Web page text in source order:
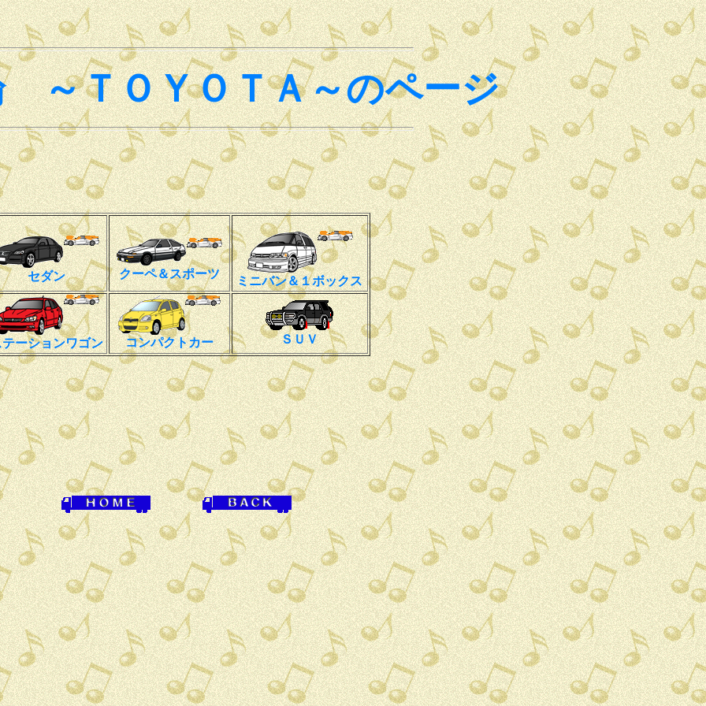
～ＴＯＹＯＴＡ～のページ
セダン クーペ＆スポーツ
ミニバン＆１ボックス
ーションワゴン コンパクトカー ＳＵＶ